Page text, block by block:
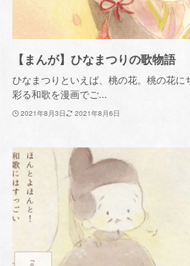
【まんが】ひなまつりの歌物語
ひなまつりといえば、桃の花。桃の花に
彩る和歌を漫画でご...
2021年8月3日 2021年8月6日